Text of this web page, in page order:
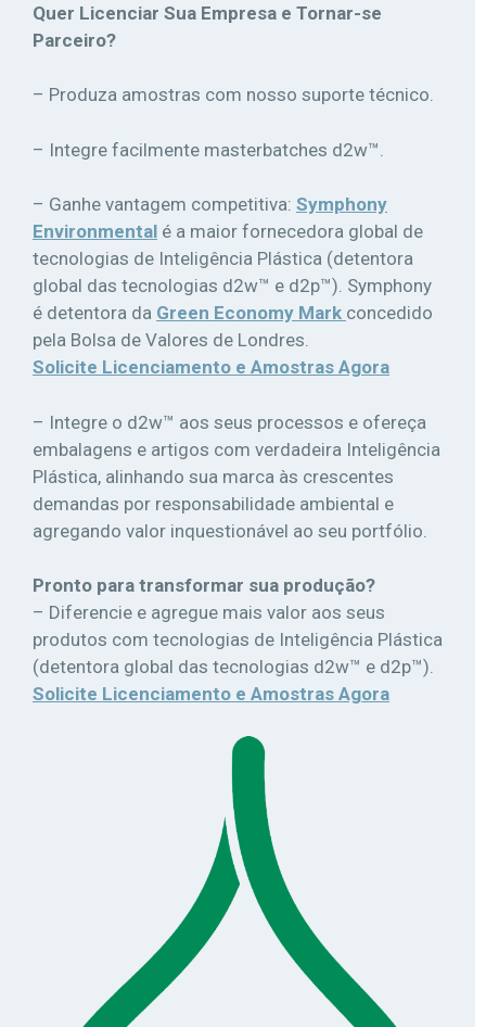
Quer Licenciar Sua Empresa e Tornar-se
Parceiro?
– Produza amostras com nosso suporte técnico.
– Integre facilmente masterbatches d2w™.
– Ganhe vantagem competitiva: Symphony
Environmental é a maior fornecedora global de
tecnologias de Inteligência Plástica (detentora
global das tecnologias d2w™ e d2p™). Symphony
é detentora da Green Economy Mark concedido
pela Bolsa de Valores de Londres.
Solicite Licenciamento e Amostras Agora
– Integre o d2w™ aos seus processos e ofereça
embalagens e artigos com verdadeira Inteligência
Plástica, alinhando sua marca às crescentes
demandas por responsabilidade ambiental e
agregando valor inquestionável ao seu portfólio.
Pronto para transformar sua produção?
– Diferencie e agregue mais valor aos seus
produtos com tecnologias de Inteligência Plástica
(detentora global das tecnologias d2w™ e d2p™).
Solicite Licenciamento e Amostras Agora